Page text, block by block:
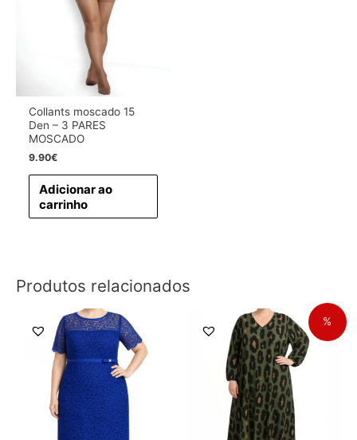
Collants moscado 15
Den – 3 PARES
MOSCADO
9.90€
Adicionar ao
carrinho
Produtos relacionados
%